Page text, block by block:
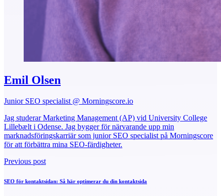
Emil Olsen
Junior SEO specialist @ Morningscore.io
Jag studerar Marketing Management (AP) vid University College
Lillebælt i Odense. Jag bygger för närvarande upp min
marknadsföringskarriär som junior SEO specialist på Morningscore
för att förbättra mina SEO-färdigheter.
Previous post
SEO för kontaktsidan: Så här optimerar du din kontaktsida